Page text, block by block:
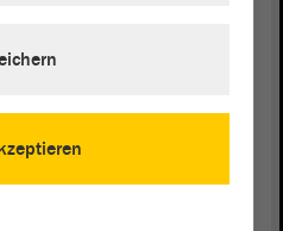
werden?“ Also Airbnb